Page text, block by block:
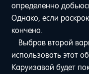
определенно
Однако, если
кончено.
Выбрав второй
использовать этот
Каруизавой будет